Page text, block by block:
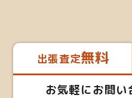
出張査定無料
お気軽にお問い